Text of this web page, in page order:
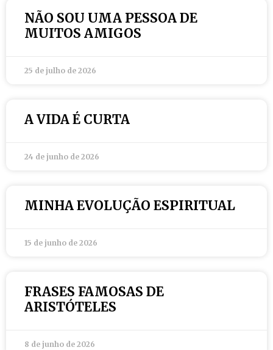
NÃO SOU UMA PESSOA DE
MUITOS AMIGOS
25 de julho de 2026
A VIDA É CURTA
24 de junho de 2026
MINHA EVOLUÇÃO ESPIRITUAL
15 de junho de 2026
FRASES FAMOSAS DE
ARISTÓTELES
8 de junho de 2026